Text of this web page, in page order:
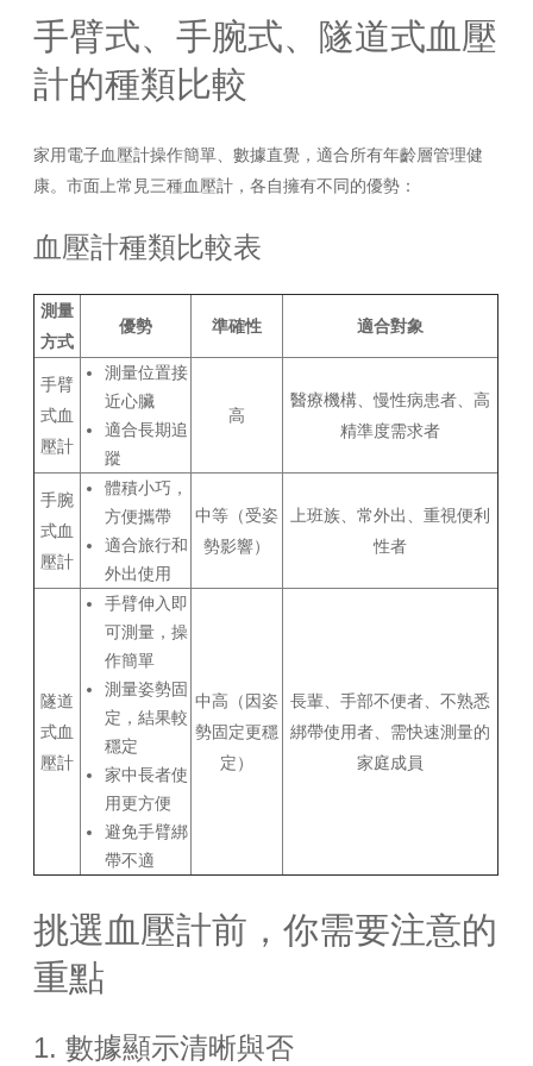
手臂式、手腕式、隧道式血壓
計的種類比較
家用電子血壓計操作簡單、數據直覺，適合所有年齡層管理健
康。市面上常見三種血壓計，各自擁有不同的優勢：
血壓計種類比較表
測量
方式
優勢 準確性 適合對象
手臂
式血
壓計
測量位置接
近心臟
適合長期追
蹤
高
醫療機構、慢性病患者、高
精準度需求者
手腕
式血
壓計
體積小巧，
方便攜帶
適合旅行和
外出使用
中等（受姿
勢影響）
上班族、常外出、重視便利
性者
隧道
式血
壓計
手臂伸入即
可測量，操
作簡單
測量姿勢固
定，結果較
穩定
家中長者使
用更方便
避免手臂綁
帶不適
中高（因姿
勢固定更穩
定）
長輩、手部不便者、不熟悉
綁帶使用者、需快速測量的
家庭成員
挑選血壓計前，你需要注意的
重點
1. 數據顯示清晰與否